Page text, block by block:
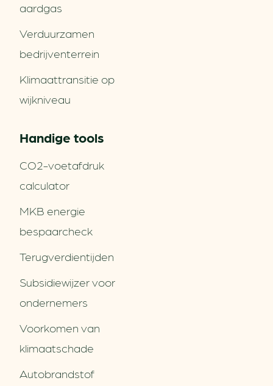
aardgas
Verduurzamen
bedrijventerrein
Klimaattransitie op
wijkniveau
Handige tools
CO2-voetafdruk
calculator
MKB energie
bespaarcheck
Terugverdien­tijden
Subsidiewijzer voor
ondernemers
Voorkomen van
klimaatschade
Autobrandstof